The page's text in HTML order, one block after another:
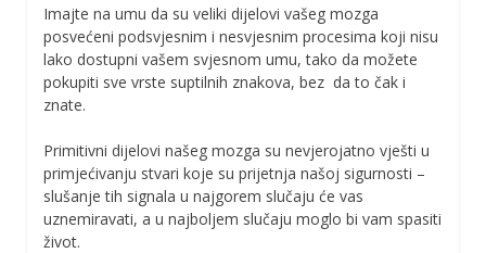
Imajte na umu da su veliki dijelovi vašeg mozga
posvećeni podsvjesnim i nesvjesnim procesima koji nisu
lako dostupni vašem svjesnom umu, tako da možete
pokupiti sve vrste suptilnih znakova, bez da to čak i
znate.
Primitivni dijelovi našeg mozga su nevjerojatno vješti u
primjećivanju stvari koje su prijetnja našoj sigurnosti –
slušanje tih signala u najgorem slučaju će vas
uznemiravati, a u najboljem slučaju moglo bi vam spasiti
život.